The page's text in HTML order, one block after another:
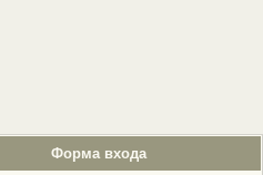
Форма входа